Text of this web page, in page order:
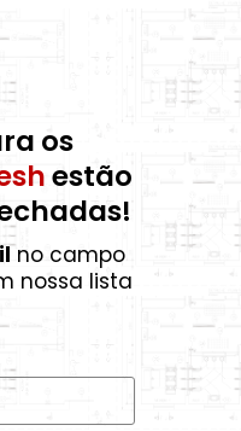
os
estão
no campo
nossa lista